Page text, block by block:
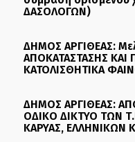
ΔΑΣΟΛΟΓΩΝ)
ΔΗΜΟΣ ΑΡΓΙΘΕΑΣ:
ΑΠΟΚΑΤΑΣΤΑΣΗΣ
ΚΑΤΟΛΙΣΘΗΤΙΚΑ
ΔΗΜΟΣ ΑΡΓΙΘΕΑΣ:
ΟΔΙΚΟ ΔΙΚΤΥΟ ΤΩΝ
ΚΑΡΥΑΣ, ΕΛΛΗΝΙΚΩΝ